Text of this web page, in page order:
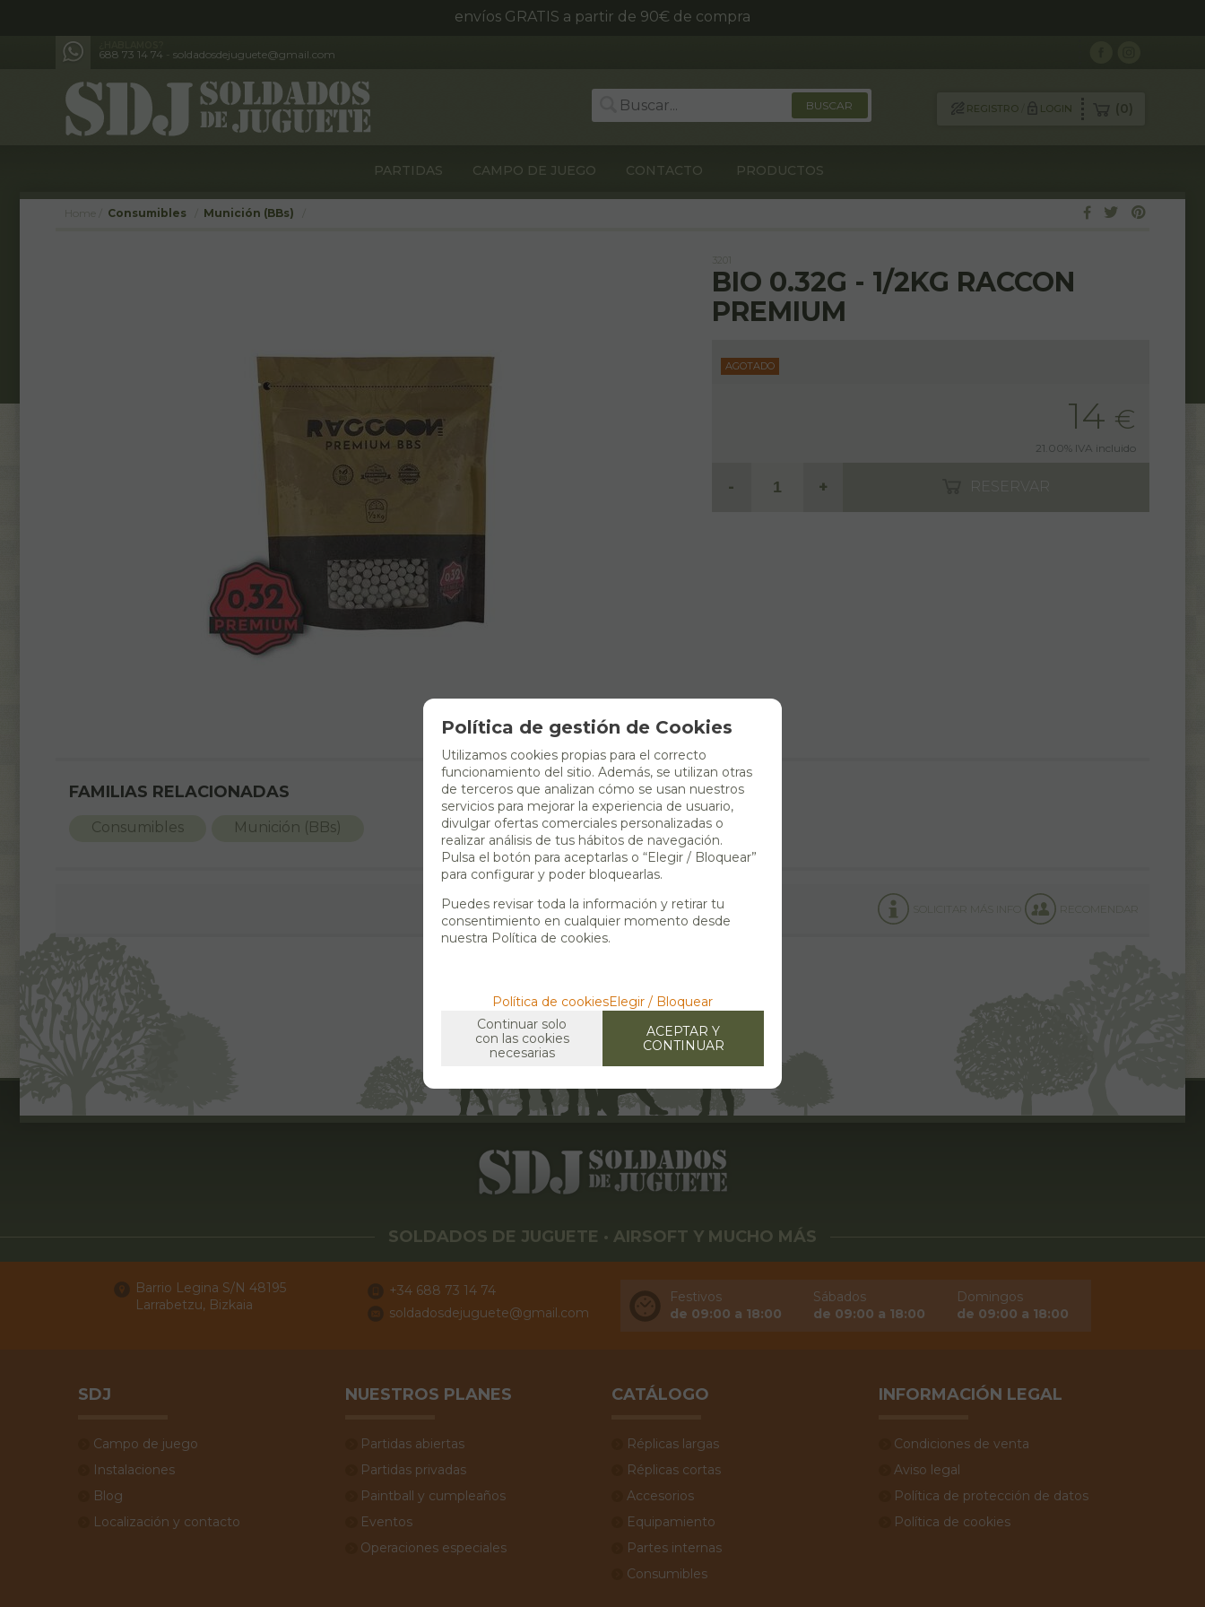
envíos GRATIS a partir de 90€ de compra
688 73 14 74 soldadosdejuguete@gmail.com
REGISTRO LOGIN 0
PARTIDAS CAMPO DE JUEGO CONTACTO PRODUCTOS
Home Consumibles Munición (BBs)
3201
BIO 0.32G - 1/2KG RACCON
PREMIUM
AGOTADO
14 €
21.00% IVA incluido
- + RESERVAR
FAMILIAS RELACIONADAS
Consumibles Munición (BBs)
SOLICITAR MÁS INFO RECOMENDAR
SOLDADOS DE JUGUETE · AIRSOFT Y MUCHO MÁS
Barrio Legina S/N 48195
Larrabetzu, Bizkaia
+34 688 73 14 74
soldadosdejuguete@gmail.com
Festivos
de 09:00 a 18:00
Sábados
de 09:00 a 18:00
Domingos
de 09:00 a 18:00
SDJ
Campo de juego
Instalaciones
Blog
Localización y contacto
NUESTROS PLANES
Partidas abiertas
Partidas privadas
Paintball y cumpleaños
Eventos
Operaciones especiales
CATÁLOGO
Réplicas largas
Réplicas cortas
Accesorios
Equipamiento
Partes internas
Consumibles
INFORMACIÓN LEGAL
Condiciones de venta
Aviso legal
Política de protección de datos
Política de cookies
Política de gestión de Cookies
Utilizamos cookies propias para el correcto
funcionamiento del sitio. Además, se utilizan otras
de terceros que analizan cómo se usan nuestros
servicios para mejorar la experiencia de usuario,
divulgar ofertas comerciales personalizadas o
realizar análisis de tus hábitos de navegación.
Pulsa el botón para aceptarlas o “Elegir / Bloquear”
para configurar y poder bloquearlas.
Puedes revisar toda la información y retirar tu
consentimiento en cualquier momento desde
nuestra Política de cookies.
Política de cookiesElegir / Bloquear
Continuar solo
con las cookies
necesarias
ACEPTAR Y
CONTINUAR